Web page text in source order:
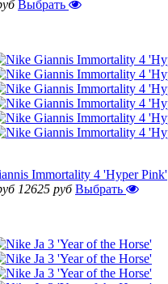
Выбрать
Immortality 4 'Hyper Pink'
12625 руб Выбрать